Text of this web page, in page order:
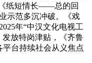
纸短情长——总的回
示范多沉冲破。《戏
年“中汉文化电视工
放特岗津贴，《齐鲁
平台持续社会从义焦点